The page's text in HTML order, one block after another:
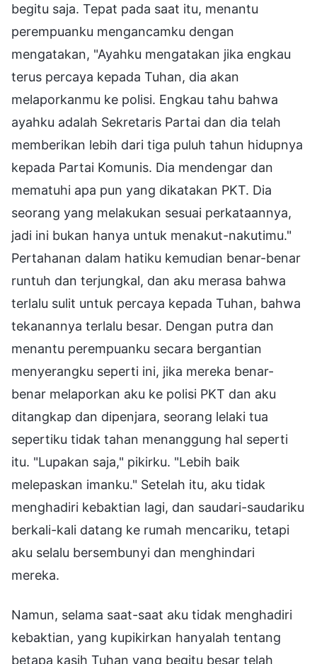
begitu saja. Tepat pada saat itu, menantu
perempuanku mengancamku dengan
mengatakan, "Ayahku mengatakan jika engkau
terus percaya kepada Tuhan, dia akan
melaporkanmu ke polisi. Engkau tahu bahwa
ayahku adalah Sekretaris Partai dan dia telah
memberikan lebih dari tiga puluh tahun hidupnya
kepada Partai Komunis. Dia mendengar dan
mematuhi apa pun yang dikatakan PKT. Dia
seorang yang melakukan sesuai perkataannya,
jadi ini bukan hanya untuk menakut-nakutimu."
Pertahanan dalam hatiku kemudian benar-benar
runtuh dan terjungkal, dan aku merasa bahwa
terlalu sulit untuk percaya kepada Tuhan, bahwa
tekanannya terlalu besar. Dengan putra dan
menantu perempuanku secara bergantian
menyerangku seperti ini, jika mereka benar-
benar melaporkan aku ke polisi PKT dan aku
ditangkap dan dipenjara, seorang lelaki tua
sepertiku tidak tahan menanggung hal seperti
itu. "Lupakan saja," pikirku. "Lebih baik
melepaskan imanku." Setelah itu, aku tidak
menghadiri kebaktian lagi, dan saudari-saudariku
berkali-kali datang ke rumah mencariku, tetapi
aku selalu bersembunyi dan menghindari
mereka.
Namun, selama saat-saat aku tidak menghadiri
kebaktian, yang kupikirkan hanyalah tentang
betapa kasih Tuhan yang begitu besar telah